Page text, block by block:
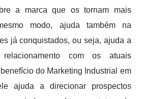
a marca que os tornam mais
modo, ajuda também na
já conquistados, ou seja, ajuda a
com os atuais
do Marketing Industrial em
ajuda a direcionar prospectos